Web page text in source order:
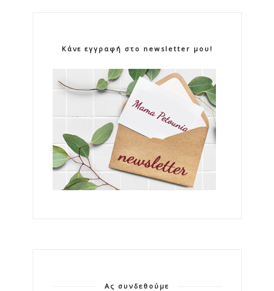
Κάνε εγγραφή στο newsletter μου!
Ας συνδεθούμε